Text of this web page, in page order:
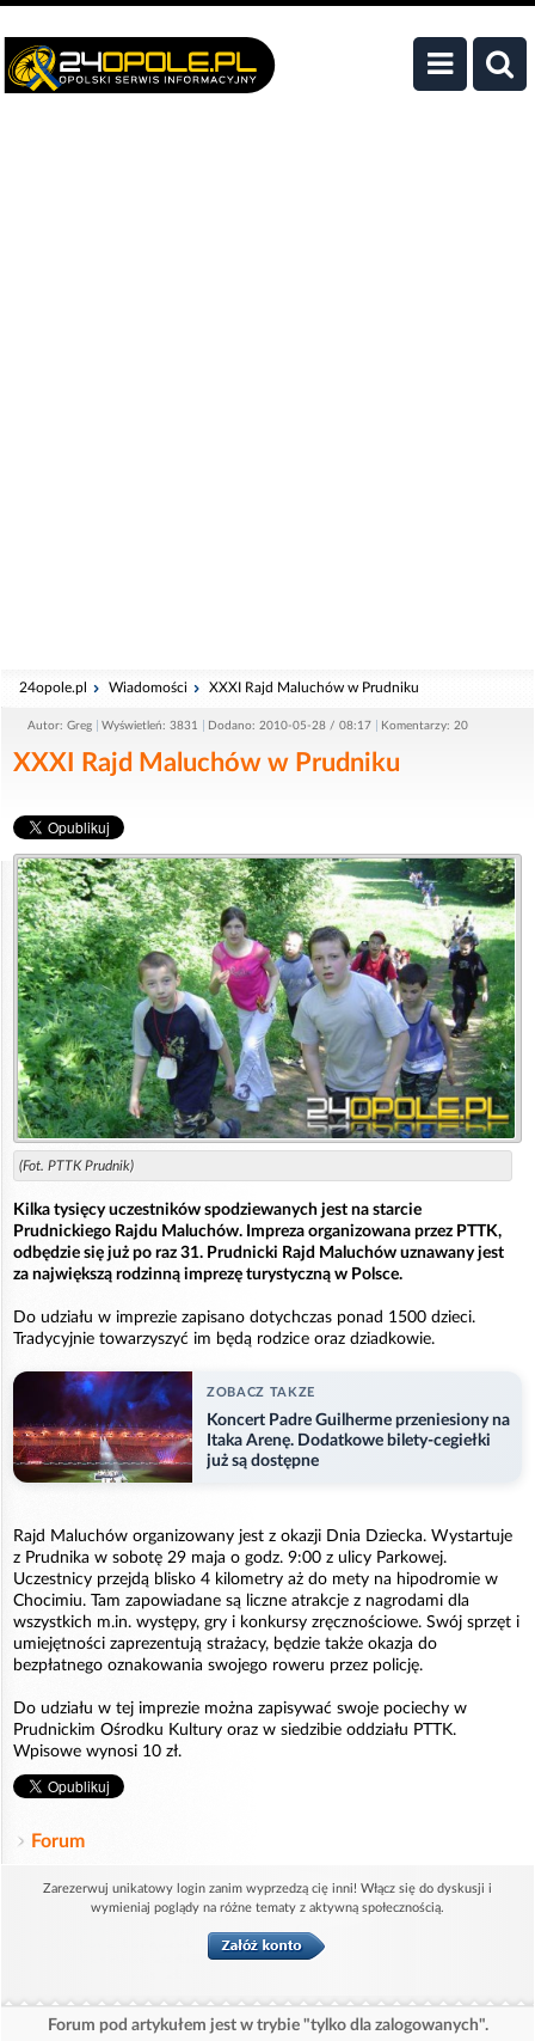
24opole.pl Wiadomości XXXI Rajd Maluchów w Prudniku
Autor: Greg Wyświetleń: 3831 Dodano: 2010-05-28 / 08:17 Komentarzy: 20
XXXI Rajd Maluchów w Prudniku
(Fot. PTTK Prudnik)
Kilka tysięcy uczestników spodziewanych jest na starcie
Prudnickiego Rajdu Maluchów. Impreza organizowana przez PTTK,
odbędzie się już po raz 31. Prudnicki Rajd Maluchów uznawany jest
za największą rodzinną imprezę turystyczną w Polsce.
Do udziału w imprezie zapisano dotychczas ponad 1500 dzieci.
Tradycyjnie towarzyszyć im będą rodzice oraz dziadkowie.
ZOBACZ TAKZE
Koncert Padre Guilherme przeniesiony na
Itaka Arenę. Dodatkowe bilety-cegiełki
już są dostępne
Rajd Maluchów organizowany jest z okazji Dnia Dziecka. Wystartuje
z Prudnika w sobotę 29 maja o godz. 9:00 z ulicy Parkowej.
Uczestnicy przejdą blisko 4 kilometry aż do mety na hipodromie w
Chocimiu. Tam zapowiadane są liczne atrakcje z nagrodami dla
wszystkich m.in. występy, gry i konkursy zręcznościowe. Swój sprzęt i
umiejętności zaprezentują strażacy, będzie także okazja do
bezpłatnego oznakowania swojego roweru przez policję.
Do udziału w tej imprezie można zapisywać swoje pociechy w
Prudnickim Ośrodku Kultury oraz w siedzibie oddziału PTTK.
Wpisowe wynosi 10 zł.
Forum
Zarezerwuj unikatowy login zanim wyprzedzą cię inni! Włącz się do dyskusji i
wymieniaj poglądy na różne tematy z aktywną społecznością.
Forum pod artykułem jest w trybie "tylko dla zalogowanych".